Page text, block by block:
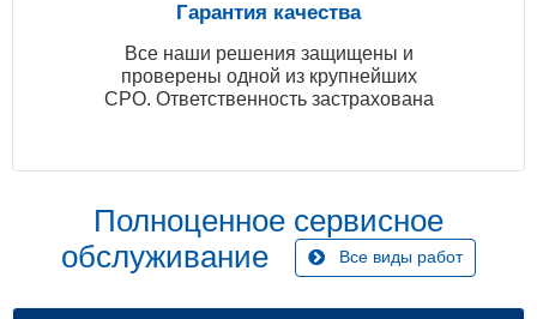
Гарантия качества
Все наши решения защищены и
проверены одной из крупнейших
СРО. Ответственность застрахована
Полноценное сервисное
обслуживание
Все виды работ